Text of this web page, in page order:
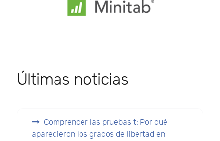
Últimas noticias
Comprender las pruebas t: Por qué
aparecieron los grados de libertad en